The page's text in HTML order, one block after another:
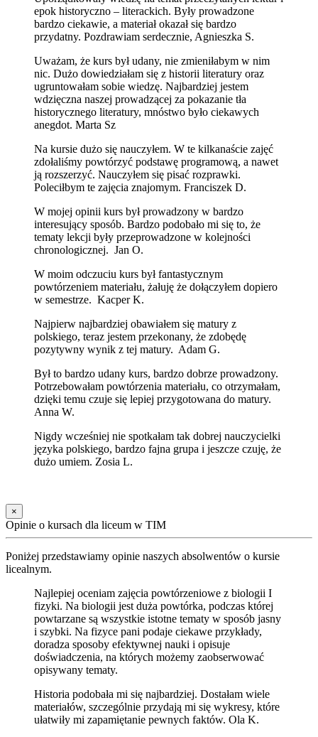
epok historyczno – literackich. Były prowadzone
bardzo ciekawie, a materiał okazał się bardzo
przydatny. Pozdrawiam serdecznie, Agnieszka S.
Uważam, że kurs był udany, nie zmieniłabym w nim
nic. Dużo dowiedziałam się z historii literatury oraz
ugruntowałam sobie wiedzę. Najbardziej jestem
wdzięczna naszej prowadzącej za pokazanie tła
historycznego literatury, mnóstwo było ciekawych
anegdot. Marta Sz
Na kursie dużo się nauczyłem. W te kilkanaście zajęć
zdołaliśmy powtórzyć podstawę programową, a nawet
ją rozszerzyć. Nauczyłem się pisać rozprawki.
Poleciłbym te zajęcia znajomym. Franciszek D.
W mojej opinii kurs był prowadzony w bardzo
interesujący sposób. Bardzo podobało mi się to, że
tematy lekcji były przeprowadzone w kolejności
chronologicznej. Jan O.
W moim odczuciu kurs był fantastycznym
powtórzeniem materiału, żałuję że dołączyłem dopiero
w semestrze. Kacper K.
Najpierw najbardziej obawiałem się matury z
polskiego, teraz jestem przekonany, że zdobędę
pozytywny wynik z tej matury. Adam G.
Był to bardzo udany kurs, bardzo dobrze prowadzony.
Potrzebowałam powtórzenia materiału, co otrzymałam,
dzięki temu czuje się lepiej przygotowana do matury.
Anna W.
Nigdy wcześniej nie spotkałam tak dobrej nauczycielki
języka polskiego, bardzo fajna grupa i jeszcze czuję, że
dużo umiem. Zosia L.
×
Opinie o kursach dla liceum w TIM
Poniżej przedstawiamy opinie naszych absolwentów o kursie
licealnym.
Najlepiej oceniam zajęcia powtórzeniowe z biologii I
fizyki. Na biologii jest duża powtórka, podczas której
powtarzane są wszystkie istotne tematy w sposób jasny
i szybki. Na fizyce pani podaje ciekawe przykłady,
doradza sposoby efektywnej nauki i opisuje
doświadczenia, na których możemy zaobserwować
opisywany tematy.
Historia podobała mi się najbardziej. Dostałam wiele
materiałów, szczególnie przydają mi się wykresy, które
ułatwiły mi zapamiętanie pewnych faktów. Ola K.